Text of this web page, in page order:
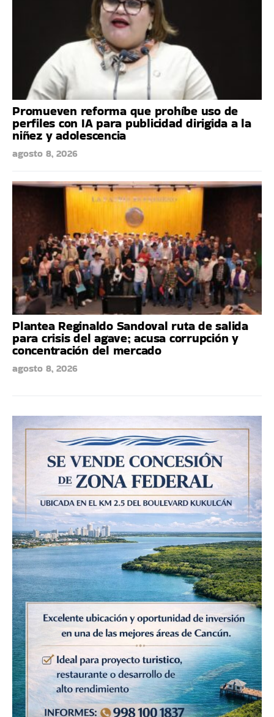
Promueven reforma que prohíbe uso de
perfiles con IA para publicidad dirigida a la
niñez y adolescencia
agosto 8, 2026
Plantea Reginaldo Sandoval ruta de salida
para crisis del agave; acusa corrupción y
concentración del mercado
agosto 8, 2026